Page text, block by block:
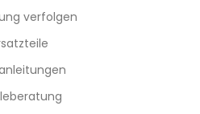
verfolgen